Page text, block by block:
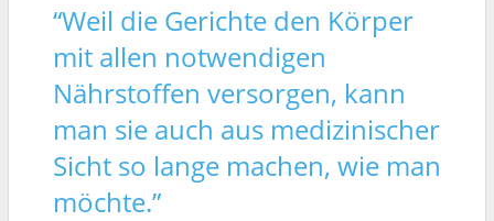
“Weil die Gerichte den Körper
mit allen notwendigen
Nährstoffen versorgen, kann
man sie auch aus medizinischer
Sicht so lange machen, wie man
möchte.”